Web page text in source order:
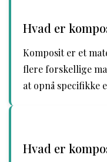
Hvad er
Komposit er et
flere forskellige
at opnå specifikke
Hvad er